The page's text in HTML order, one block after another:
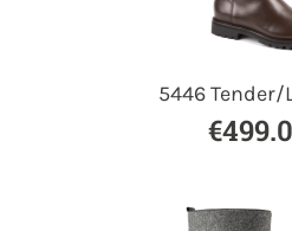
5446 Tender/